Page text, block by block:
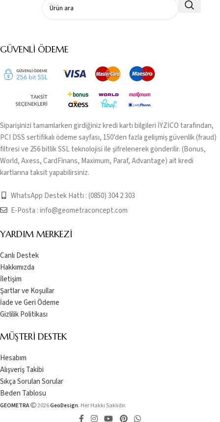
GÜVENLI ÖDEME
Siparişinizi tamamlarken girdiğiniz kredi kartı bilgileri İYZİCO tarafından,
PCI DSS sertifikalı ödeme sayfası, 150’den fazla gelişmiş güvenlik (fraud)
filtresi ve 256 bitlik SSL teknolojisi ile şifrelenerek gönderilir. (Bonus,
World, Axess, CardFinans, Maximum, Paraf, Advantage) ait kredi
kartlarına taksit yapabilirsiniz.
WhatsApp Destek Hattı : (0850) 304 2 303
E-Posta :info@geometraconcept.com
YARDIM MERKEZI
Canlı Destek
Hakkımızda
İletişim
Şartlar ve Koşullar
İade ve Geri Ödeme
Gizlilik Politikası
MÜŞTERI DESTEK
Hesabım
Alışveriş Takibi
Sıkça Sorulan Sorular
Beden Tablosu
GEOMETRA 2026GeoDesign. Her Hakkı Saklıdır.